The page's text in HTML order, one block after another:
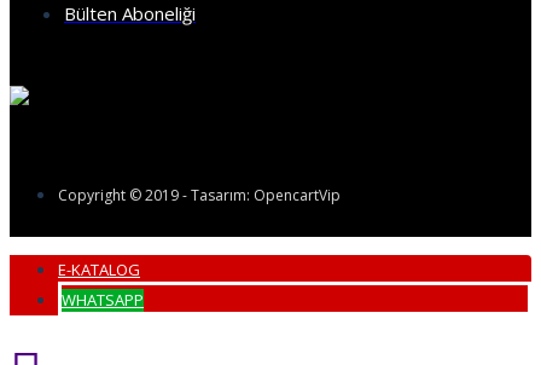
Bülten Aboneliği
Copyright © 2019 - Tasarım: OpencartVip
E-KATALOG
WHATSAPP